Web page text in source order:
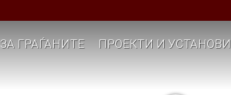
ЗА ГРАЃАНИТЕ ПРОЕКТИ И УСТАНОВИ